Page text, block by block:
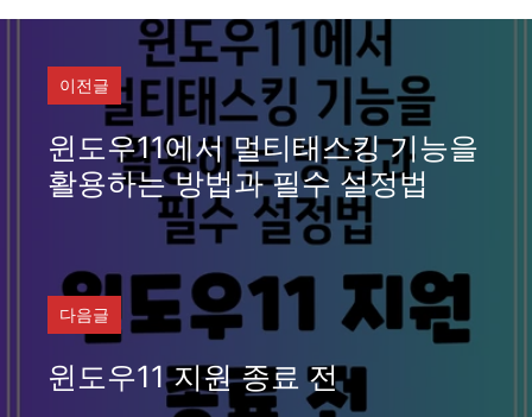
리
이전글
윈도우11에서 멀티태스킹 기능을
활용하는 방법과 필수 설정법
다음글
윈도우11 지원 종료 전